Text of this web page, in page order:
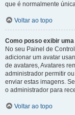
que é normalmente
Voltar ao topo
Como posso exibir
No seu Painel de
adicionar um avatar
de avatares, Avatares
administrador permitir
enviar estas imagens.
o administrador para
Voltar ao topo